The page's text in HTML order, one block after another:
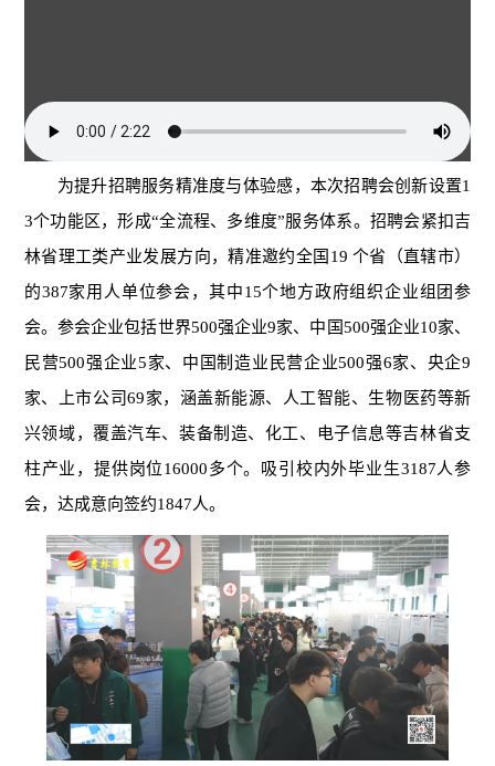
为提升招聘服务精准度与体验感，本次招聘会创新设置1
3个功能区，形成“全流程、多维度”服务体系。招聘会紧扣吉
林省理工类产业发展方向，精准邀约全国19 个省（直辖市）
的387家用人单位参会，其中15个地方政府组织企业组团参
会。参会企业包括世界500强企业9家、中国500强企业10家、
民营500强企业5家、中国制造业民营企业500强6家、央企9
家、上市公司69家，涵盖新能源、人工智能、生物医药等新
兴领域，覆盖汽车、装备制造、化工、电子信息等吉林省支
柱产业，提供岗位16000多个。吸引校内外毕业生3187人参
会，达成意向签约1847人。